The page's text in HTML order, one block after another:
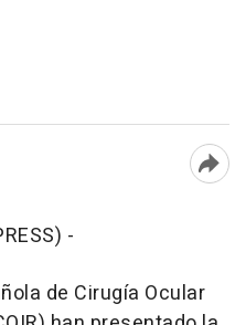
-
de Cirugía Ocular